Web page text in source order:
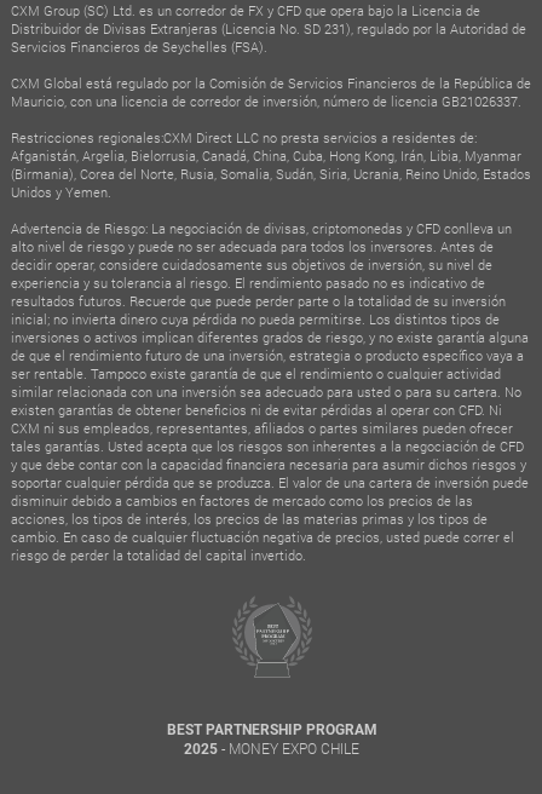
CXM Group (SC) Ltd. es un corredor de FX y CFD que opera bajo la Licencia de
Distribuidor de Divisas Extranjeras (Licencia No. SD 231), regulado por la Autoridad de
Servicios Financieros de Seychelles (FSA).
CXM Global está regulado por la Comisión de Servicios Financieros de la República de
Mauricio, con una licencia de corredor de inversión, número de licencia GB21026337.
Restricciones regionales:CXM Direct LLC no presta servicios a residentes de:
Afganistán, Argelia, Bielorrusia, Canadá, China, Cuba, Hong Kong, Irán, Libia, Myanmar
(Birmania), Corea del Norte, Rusia, Somalia, Sudán, Siria, Ucrania, Reino Unido, Estados
Unidos y Yemen.
Advertencia de Riesgo: La negociación de divisas, criptomonedas y CFD conlleva un
alto nivel de riesgo y puede no ser adecuada para todos los inversores. Antes de
decidir operar, considere cuidadosamente sus objetivos de inversión, su nivel de
experiencia y su tolerancia al riesgo. El rendimiento pasado no es indicativo de
resultados futuros. Recuerde que puede perder parte o la totalidad de su inversión
inicial; no invierta dinero cuya pérdida no pueda permitirse. Los distintos tipos de
inversiones o activos implican diferentes grados de riesgo, y no existe garantía alguna
de que el rendimiento futuro de una inversión, estrategia o producto específico vaya a
ser rentable. Tampoco existe garantía de que el rendimiento o cualquier actividad
similar relacionada con una inversión sea adecuado para usted o para su cartera. No
existen garantías de obtener beneficios ni de evitar pérdidas al operar con CFD. Ni
CXM ni sus empleados, representantes, afiliados o partes similares pueden ofrecer
tales garantías. Usted acepta que los riesgos son inherentes a la negociación de CFD
y que debe contar con la capacidad financiera necesaria para asumir dichos riesgos y
soportar cualquier pérdida que se produzca. El valor de una cartera de inversión puede
disminuir debido a cambios en factores de mercado como los precios de las
acciones, los tipos de interés, los precios de las materias primas y los tipos de
cambio. En caso de cualquier fluctuación negativa de precios, usted puede correr el
riesgo de perder la totalidad del capital invertido.
BEST PARTNERSHIP PROGRAM
2025 - MONEY EXPO CHILE